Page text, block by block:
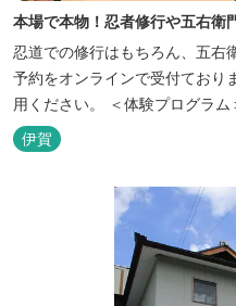
本場で本物！忍者修行や五右衛
忍道での修行はもちろん、五右
予約をオンラインで受付ており
用ください。 ＜体験プログラ
う！ ②忍者をめざそう！（入門・初級編） ③忍者の基礎体力づく
り！農業体験！ ④忍者の里山散
伊賀